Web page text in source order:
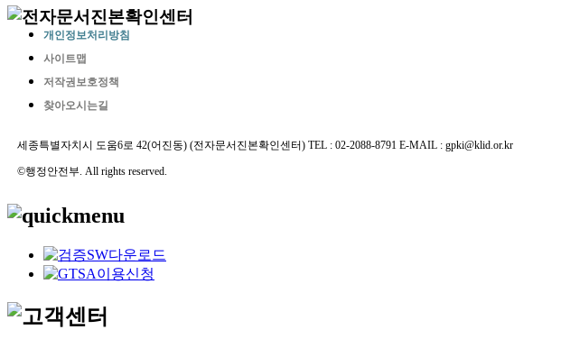
개인정보처리방침
사이트맵
저작권보호정책
찾아오시는길
세종특별자치시 도움6로 42(어진동) (전자문서진본확인센터) TEL : 02-2088-8791 E-MAIL : gpki@klid.or.kr
©행정안전부. All rights reserved.